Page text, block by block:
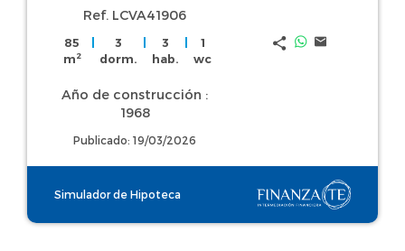
Ref. LCVA41906
85
m2
3
dorm.
3
hab.
1
wc
Año de construcción :
1968
Publicado: 19/03/2026
Simulador de Hipoteca